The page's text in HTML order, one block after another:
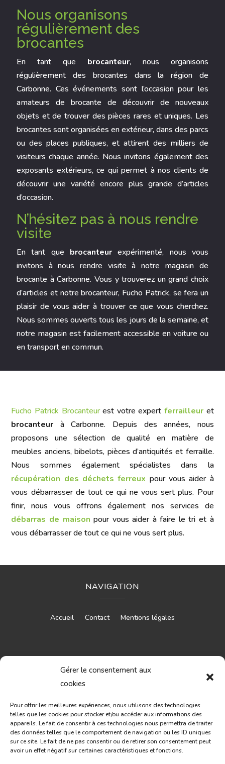
Gérer le consentement aux
cookies
Pour offrir les meilleures expériences, nous utilisons des technologies
telles que les cookies pour stocker et/ou accéder aux informations des
appareils. Le fait de consentir à ces technologies nous permettra de traiter
des données telles que le comportement de navigation ou les ID uniques
sur ce site. Le fait de ne pas consentir ou de retirer son consentement peut
avoir un effet négatif sur certaines caractéristiques et fonctions.
Nous organisons
régulièrement des
brocantes
En tant que brocanteur, nous organisons
régulièrement des brocantes dans la région de
Carbonne. Ces événements sont l’occasion pour les
amateurs de brocante de découvrir de nouveaux
objets et de trouver des pièces rares et uniques. Les
brocantes sont organisées en extérieur, dans des parcs
ou des places publiques, et attirent des milliers de
visiteurs chaque année. Nous invitons également des
exposants extérieurs, ce qui permet à nos clients de
découvrir une variété encore plus grande d’articles
d’occasion.
N’hésitez pas à nous rendre
visite
En tant que brocanteur expérimenté, nous vous
invitons à nous rendre visite à notre magasin de
brocante àCarbonne. Vous y trouverez un grand choix
d’articles et notre brocanteur, Fucho Patrick, se fera un
plaisir de vous aider à trouver ce que vous cherchez.
Nous sommes ouverts tous les jours de la semaine, et
notre magasin est facilement accessible en voiture ou
en transport en commun.
Fucho Patrick Brocanteurest votre expertferrailleur et
brocanteur à Carbonne. Depuis des années, nous
proposons une sélection de qualité en matière de
meubles anciens, bibelots, pièces d’antiquités et ferraille.
Nous sommes également spécialistes dans la
récupération des déchets ferreux pour vous aider à
vous débarrasser de tout ce qui ne vous sert plus. Pour
finir, nous vous offrons également nos services de
débarras de maison pour vous aider à faire le tri et à
vous débarrasser de tout ce qui ne vous sert plus.
NAVIGATION
Accueil Contact Mentions légales